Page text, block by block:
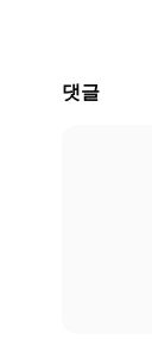
댓글